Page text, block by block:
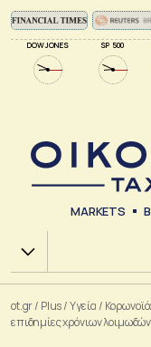
DOW JONES SP 500
MARKETS
Χ.Α.
ot.gr/ Plus/Υγεία /
επιδημίες χρόνιων